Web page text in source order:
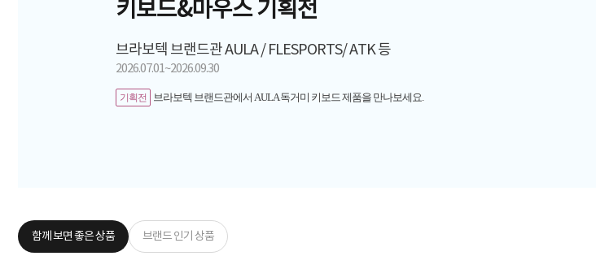
키보드&마우스 기획전
브라보텍 브랜드관 AULA / FLESPORTS/ ATK 등
2026.07.01~2026.09.30
기획전 브라보텍 브랜드관에서 AULA 독거미 키보드 제품을 만나보세요.
함께 보면 좋은 상품 브랜드 인기 상품